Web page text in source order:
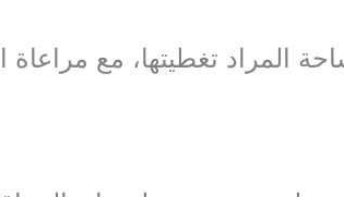
المراد تغطيتها، مع مراعاة